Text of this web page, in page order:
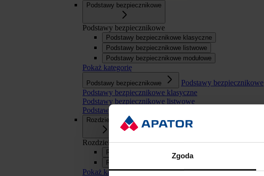
Zgoda
Podstawy bezpiecznikowe
Podstawy bezpiecznikowe
Podstawy bezpiecznikowe klasyczne
Podstawy bezpiecznikowe listwowe
Podstawy bezpiecznikowe modułowe
Pokaż kategorię
Podstawy bezpiecznikowe
Podstawy bezpiecznikowe
Podstawy bezpiecznikowe klasyczne
Podstawy bezpiecznikowe listwowe
Podstawy bezpiecznikowe modułowe
Rozdzielnice
Rozdzielnice
Rozdzielnice SN
Rozdzielnice nn
Pokaż kategorię